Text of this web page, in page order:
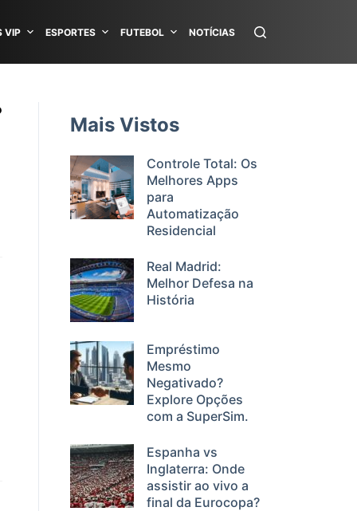
VIP ESPORTES FUTEBOL NOTÍCIAS
Mais Vistos
Controle Total: Os
Melhores Apps
para
Automatização
Residencial
Real Madrid:
Melhor Defesa na
História
Empréstimo
Mesmo
Negativado?
Explore Opções
com a SuperSim.
Espanha vs
Inglaterra: Onde
assistir ao vivo a
final da Eurocopa?